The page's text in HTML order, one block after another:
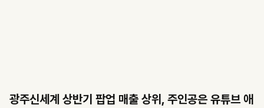
광주신세계 상반기 팝업 매출 상위, 주인공은 유튜브 애